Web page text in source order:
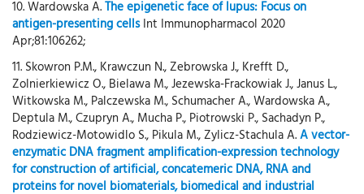
10. Wardowska A.The epigenetic face of lupus: Focus on
antigen-presenting cellsInt Immunopharmacol 2020
Apr;81:106262;
11. Skowron P.M., Krawczun N., Zebrowska J., Krefft D.,
Zolnierkiewicz O., Bielawa M., Jezewska-Frackowiak J., Janus L.,
Witkowska M., Palczewska M., Schumacher A., Wardowska A.,
Deptula M., Czupryn A., Mucha P., Piotrowski P., Sachadyn P.,
Rodziewicz-Motowidlo S., Pikula M., Zylicz-Stachula A.A vector-
enzymatic DNA fragment amplification-expression technology
for construction of artificial, concatemeric DNA, RNA and
proteins for novel biomaterials, biomedical and industrial